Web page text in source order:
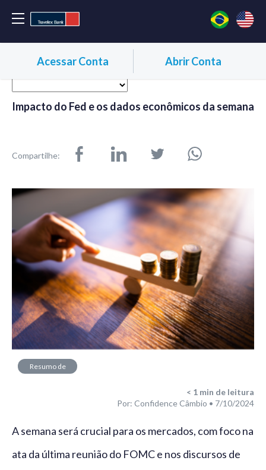
Acessar Conta Abrir Conta
Impacto do Fed e os dados econômicos da semana
Compartilhe:
Resumo de
< 1 min de leitura
Por: Confidence Câmbio • 7/10/2024
A semana será crucial para os mercados, com foco na
ata da última reunião do FOMC e nos discursos de